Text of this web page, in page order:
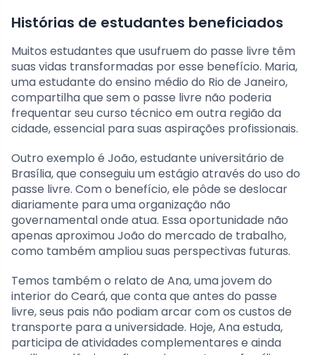
Histórias de estudantes beneficiados
Muitos estudantes que usufruem do passe livre têm
suas vidas transformadas por esse benefício. Maria,
uma estudante do ensino médio do Rio de Janeiro,
compartilha que sem o passe livre não poderia
frequentar seu curso técnico em outra região da
cidade, essencial para suas aspirações profissionais.
Outro exemplo é João, estudante universitário de
Brasília, que conseguiu um estágio através do uso do
passe livre. Com o benefício, ele pôde se deslocar
diariamente para uma organização não
governamental onde atua. Essa oportunidade não
apenas aproximou João do mercado de trabalho,
como também ampliou suas perspectivas futuras.
Temos também o relato de Ana, uma jovem do
interior do Ceará, que conta que antes do passe
livre, seus pais não podiam arcar com os custos de
transporte para a universidade. Hoje, Ana estuda,
participa de atividades complementares e ainda